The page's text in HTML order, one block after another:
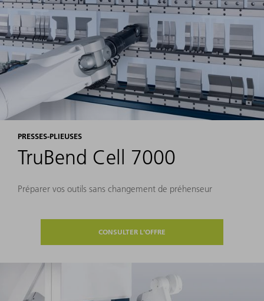
PRESSES-PLIEUSES
TruBend Cell 7000
Préparer vos outils sans changement de préhenseur
CONSULTER L'OFFRE